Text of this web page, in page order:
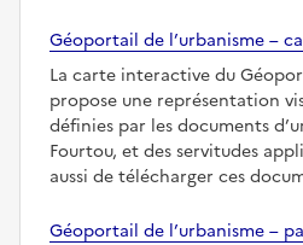
Géoportail de l’urbanisme –
La carte interactive du
propose une représentation
définies par les documents
Fourtou, et des servitudes
aussi de télécharger ces
Géoportail de l’urbanisme –